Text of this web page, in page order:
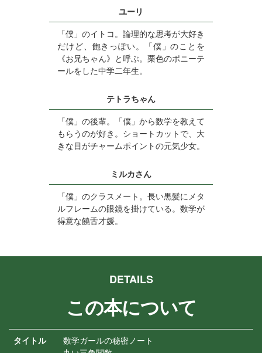
ユーリ
「僕」のイトコ。論理的な思考が大好き
だけど、飽きっぽい。「僕」のことを
《お兄ちゃん》と呼ぶ。栗色のポニーテ
ールをした中学二年生。
テトラちゃん
「僕」の後輩。「僕」から数学を教えて
もらうのが好き。ショートカットで、大
きな目がチャームポイントの元気少女。
ミルカさん
「僕」のクラスメート。長い黒髪にメタ
ルフレームの眼鏡を掛けている。数学が
得意な饒舌才媛。
DETAILS
この本について
タイトル
数学ガールの秘密ノート